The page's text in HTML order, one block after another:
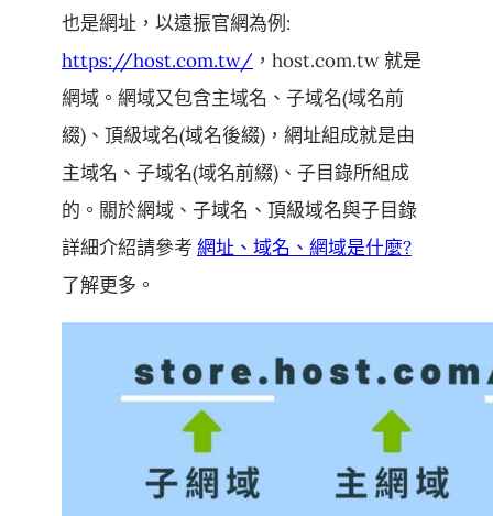
也是網址，以遠振官網為例:
https://host.com.tw/ ，host.com.tw 就是
網域。網域又包含主域名、子域名(域名前
綴)、頂級域名(域名後綴)，網址組成就是由
主域名、子域名(域名前綴)、子目錄所組成
的。關於網域、子域名、頂級域名與子目錄
詳細介紹請參考 網址、域名、網域是什麼?
了解更多。